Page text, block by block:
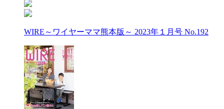
WIRE～ワイヤーママ熊本版～ 2023年１月号 No.192